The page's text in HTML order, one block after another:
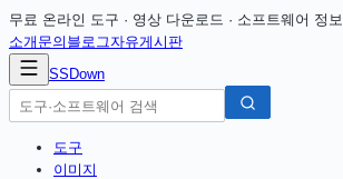
무료 온라인 도구 · 영상 다운로드 · 소프트웨어 정보
소개 문의 블로그자유게시판
SSDown
도구
이미지